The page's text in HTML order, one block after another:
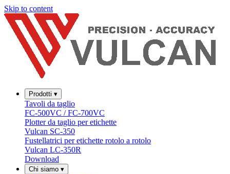
Skip to content
Prodotti ▾
Tavoli da taglio
FC-500VC / FC-700VC
Plotter da taglio per etichette
Vulcan SC-350
Fustellatrici per etichette rotolo a rotolo
Vulcan LC-350R
Download
Chi siamo ▾